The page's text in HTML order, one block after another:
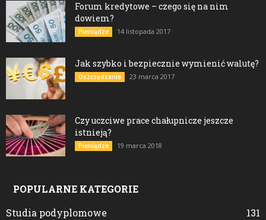
Forum kredytowe – czego się na nim
dowiem?
Pieniądze 14 listopada 2017
Jak szybko i bezpiecznie wymienić walutę?
Oszczędzanie 23 marca 2017
Czy uczciwe prace chałupnicze jeszcze
istnieją?
Pieniądze 19 marca 2018
POPULARNE KATEGORIE
Studia podyplomowe
131